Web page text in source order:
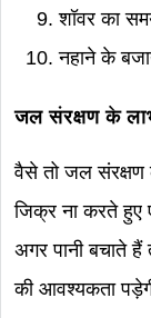
शॉवर का
नहाने के
जल संरक्षण के
वैसे तो जल संरक्षण
जिक्र ना करते हुए
अगर पानी बचाते हैं
की आवश्यकता